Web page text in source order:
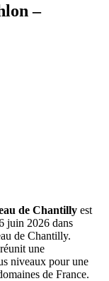
–
de Chantilly est
juin 2026 dans
de Chantilly.
une
niveaux pour une
de France.